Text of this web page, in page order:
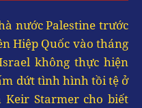
nước Palestine trước
Hiệp Quốc vào tháng
không thực hiện
dứt tình hình tồi tệ ở
Keir Starmer cho biết